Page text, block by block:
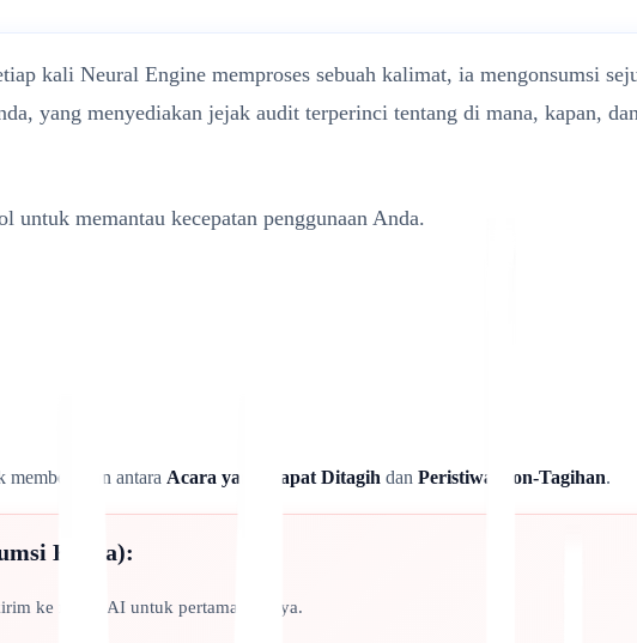
kali Neural Engine memproses sebuah kalimat, ia mengonsumsi
yang menyediakan jejak audit terperinci tentang di mana, kapan,
memantau kecepatan penggunaan Anda.
antara Acara yang Dapat Ditagih dan Peristiwa Non-Tagihan.
Kuota):
ke mesin AI untuk pertama kalinya.